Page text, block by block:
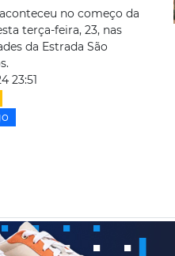
no começo da
terça-feira, 23, nas
da Estrada São
23:51